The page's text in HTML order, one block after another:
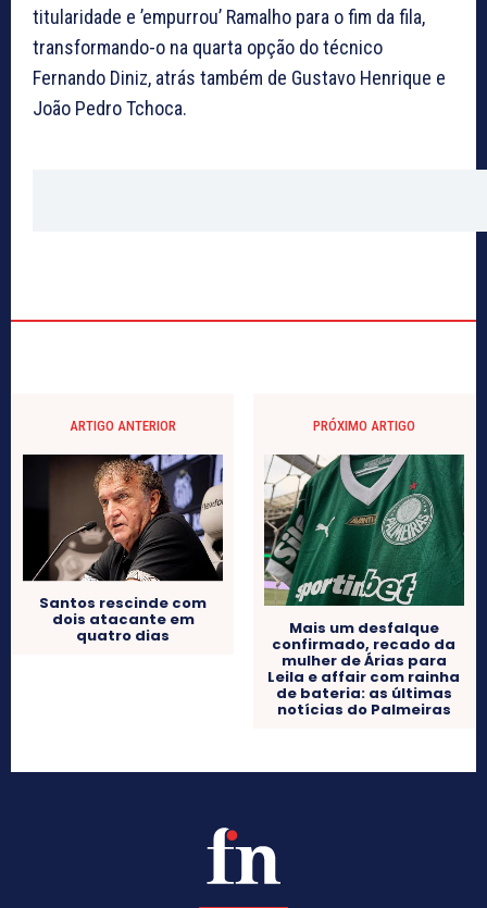
titularidade e ’empurrou’ Ramalho para o fim da fila,
transformando-o na quarta opção do técnico
Fernando Diniz, atrás também de Gustavo Henrique e
João Pedro Tchoca.
ARTIGO ANTERIOR
Santos rescinde com
dois atacante em
quatro dias
PRÓXIMO ARTIGO
Mais um desfalque
confirmado, recado da
mulher de Árias para
Leila e affair com rainha
de bateria: as últimas
notícias do Palmeiras